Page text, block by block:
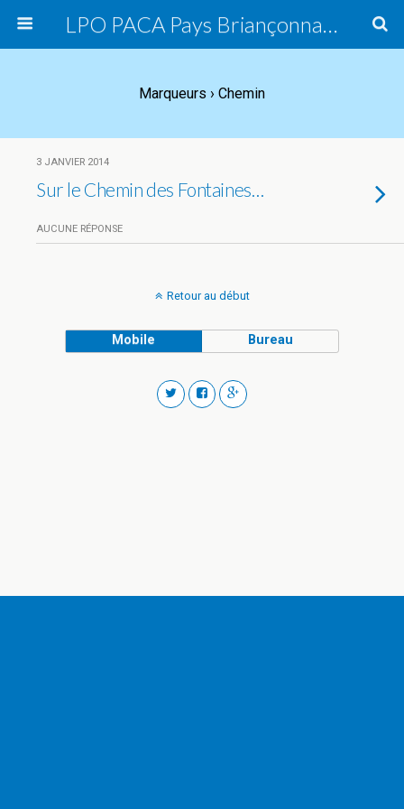
LPO PACA Pays Briançonnais, groupe local
Marqueurs › Chemin
3 JANVIER 2014
Sur le Chemin des Fontaines…
AUCUNE RÉPONSE
Retour au début
Mobile Bureau